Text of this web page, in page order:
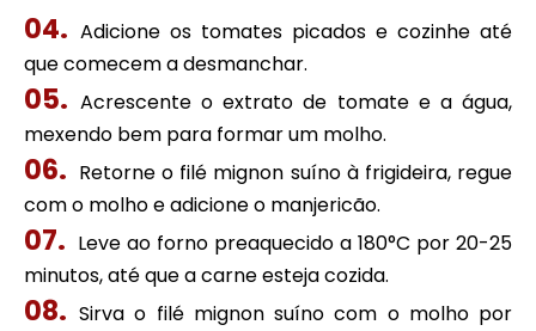
Adicione os tomates picados e cozinhe até
que comecem a desmanchar.
Acrescente o extrato de tomate e a água,
mexendo bem para formar um molho.
Retorne o filé mignon suíno à frigideira, regue
com o molho e adicione o manjericão.
Leve ao forno preaquecido a 180°C por 20-25
minutos, até que a carne esteja cozida.
Sirva o filé mignon suíno com o molho por